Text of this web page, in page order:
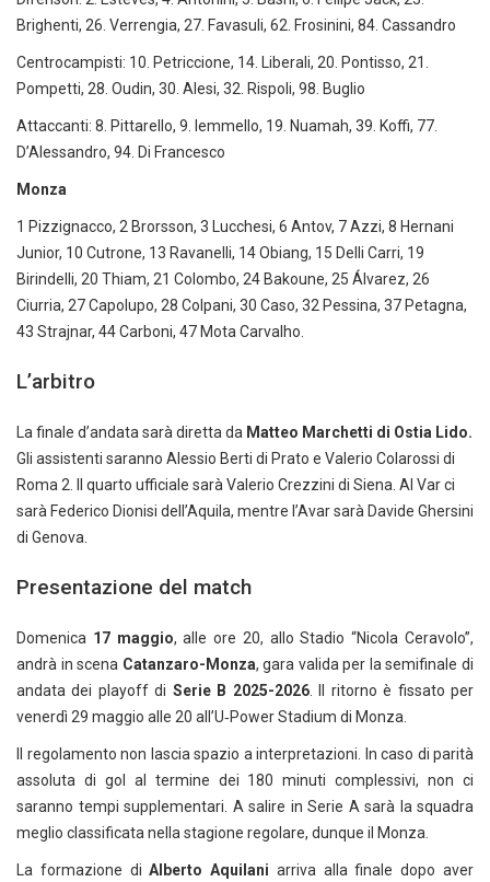
Brighenti, 26. Verrengia, 27. Favasuli, 62. Frosinini, 84. Cassandro
Centrocampisti: 10. Petriccione, 14. Liberali, 20. Pontisso, 21.
Pompetti, 28. Oudin, 30. Alesi, 32. Rispoli, 98. Buglio
Attaccanti: 8. Pittarello, 9. Iemmello, 19. Nuamah, 39. Koffi, 77.
D’Alessandro, 94. Di Francesco
Monza
1 Pizzignacco, 2 Brorsson, 3 Lucchesi, 6 Antov, 7 Azzi, 8 Hernani
Junior, 10 Cutrone, 13 Ravanelli, 14 Obiang, 15 Delli Carri, 19
Birindelli, 20 Thiam, 21 Colombo, 24 Bakoune, 25 Álvarez, 26
Ciurria, 27 Capolupo, 28 Colpani, 30 Caso, 32 Pessina, 37 Petagna,
43 Strajnar, 44 Carboni, 47 Mota Carvalho.
L’arbitro
La finale d’andata sarà diretta da Matteo Marchetti di Ostia Lido.
Gli assistenti saranno Alessio Berti di Prato e Valerio Colarossi di
Roma 2. Il quarto ufficiale sarà Valerio Crezzini di Siena. Al Var ci
sarà Federico Dionisi dell’Aquila, mentre l’Avar sarà Davide Ghersini
di Genova.
Presentazione del match
Domenica 17 maggio, alle ore 20, allo Stadio “Nicola Ceravolo”,
andrà in scena Catanzaro-Monza, gara valida per la semifinale di
andata dei playoff di Serie B 2025-2026. Il ritorno è fissato per
venerdì 29 maggio alle 20 all’U‑Power Stadium di Monza.
Il regolamento non lascia spazio a interpretazioni. In caso di parità
assoluta di gol al termine dei 180 minuti complessivi, non ci
saranno tempi supplementari. A salire in Serie A sarà la squadra
meglio classificata nella stagione regolare, dunque il Monza.
La formazione diAlberto Aquilani arriva alla finale dopo aver